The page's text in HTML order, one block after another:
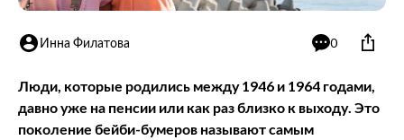
Инна Филатова 0
Люди, которые родились между 1946 и 1964 годами,
давно уже на пенсии или как раз близко к выходу. Это
поколение бейби-бумеров называют самым